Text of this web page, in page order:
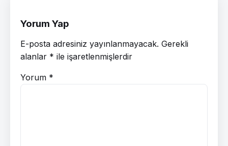
Yorum Yap
E-posta adresiniz yayınlanmayacak. Gerekli
alanlar * ile işaretlenmişlerdir
Yorum *